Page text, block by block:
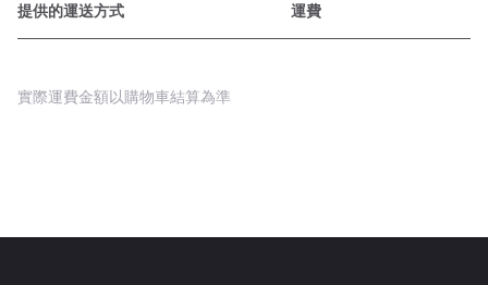
提供的運送方式 運費
實際運費金額以購物車結算為準